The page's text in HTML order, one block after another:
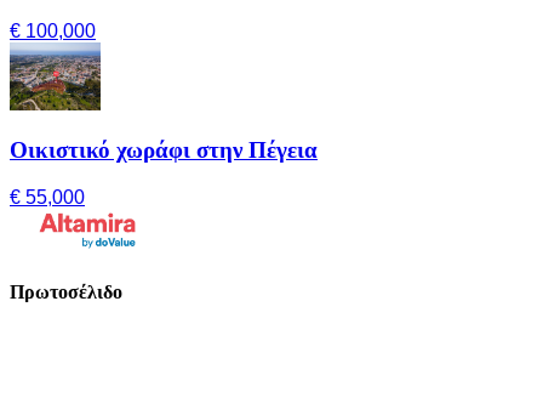
€ 100,000
Οικιστικό χωράφι στην Πέγεια
€ 55,000
Πρωτοσέλιδο